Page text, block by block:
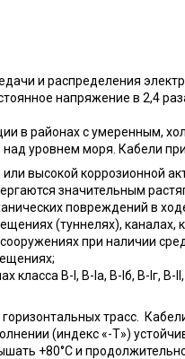
и распределения
напряжение в 2,4
в районах с умеренным,
над уровнем моря. Кабели
высокой коррозионной
значительным
повреждений в
(туннелях),
при наличии
класса B-I, B-Iа, B-Iб, B-Iг, В-II,
трасс.
(индекс «-Т»)
+80°С и